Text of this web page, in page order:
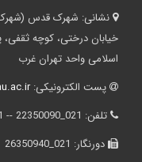
نشانی:شهرک قدس (شهرک غرب)،
اسلامی واحد تهران غرب
پست الکترونیکی:
تلفن:021_22350090 -- 22350091--22350092
دورنگار:021_26350940